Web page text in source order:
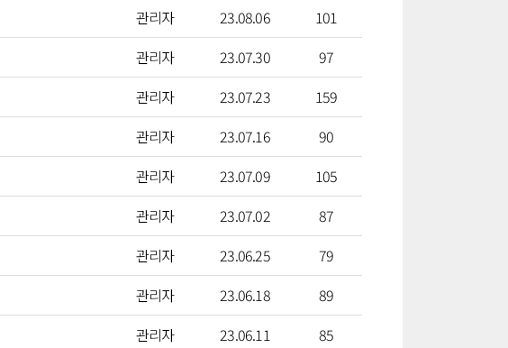
관리자 23.08.06
101
관리자 23.07.30
97
관리자 23.07.23
159
관리자 23.07.16
90
관리자 23.07.09
105
관리자 23.07.02
87
관리자 23.06.25
79
관리자 23.06.18
89
관리자 23.06.11
85